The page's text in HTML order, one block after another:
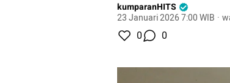
kumparanHITS
23 Januari 2026 7:00 WIB ·
0 0